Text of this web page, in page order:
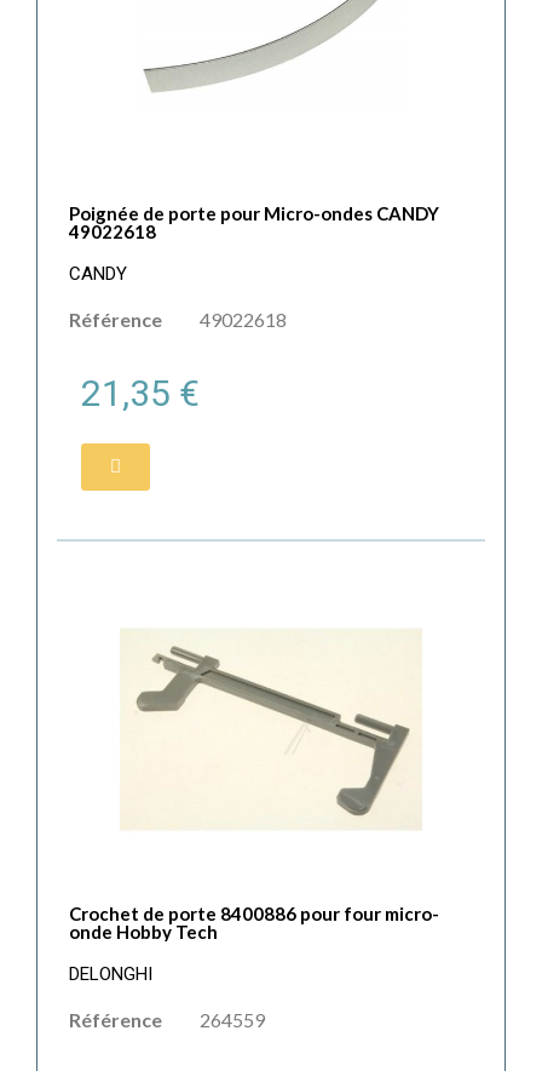
Poignée de porte pour Micro-ondes CANDY
49022618
CANDY
Référence 49022618
21,35 €
Crochet de porte 8400886 pour four micro-
onde Hobby Tech
DELONGHI
Référence 264559